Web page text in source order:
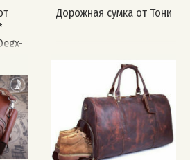
6270)
Дорожная сумка от Тони